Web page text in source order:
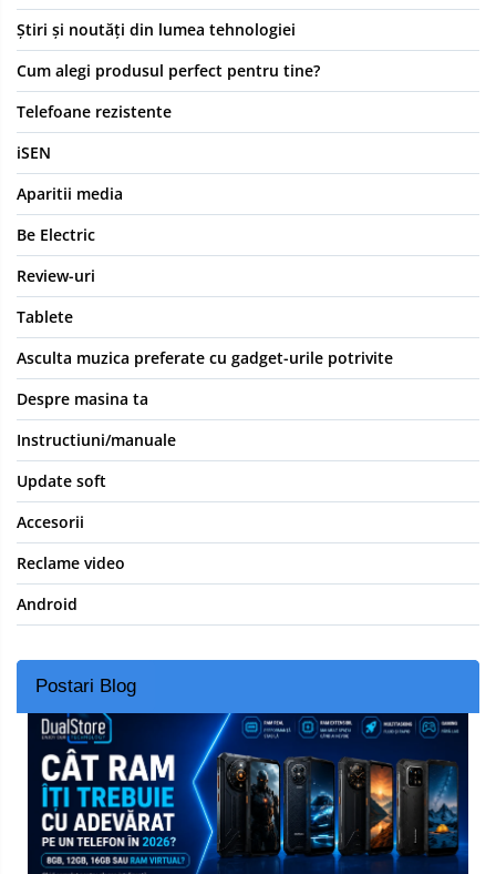
Știri și noutăți din lumea tehnologiei
Cum alegi produsul perfect pentru tine?
Telefoane rezistente
iSEN
Aparitii media
Be Electric
Review-uri
Tablete
Asculta muzica preferate cu gadget-urile potrivite
Despre masina ta
Instructiuni/manuale
Update soft
Accesorii
Reclame video
Android
Postari Blog